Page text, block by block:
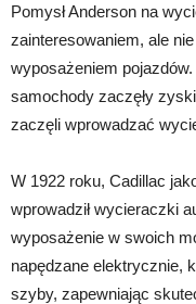
Pomysł Anderson na
zainteresowaniem, ale
wyposażeniem
samochody zaczęły
zaczęli wprowadzać
W 1922 roku, Cadillac
wprowadził wycieraczki
wyposażenie w swoich
napędzane elektrycznie,
szyby, zapewniając